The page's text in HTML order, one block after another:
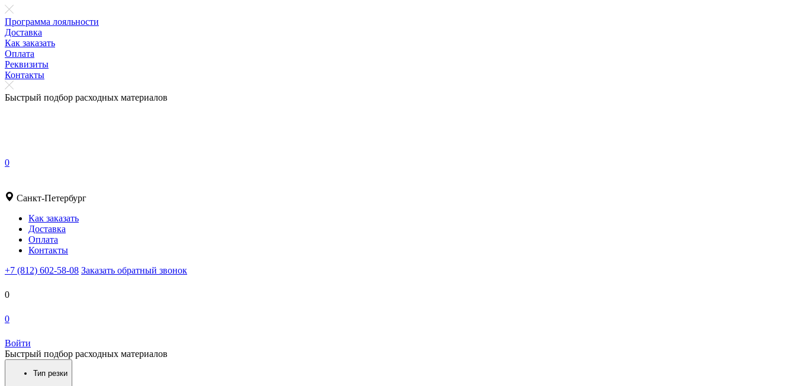
Программа лояльности
Доставка
Как заказать
Оплата
Реквизиты
Контакты
Быстрый подбор расходных материалов
0
Санкт-Петербург
Как заказать
Доставка
Оплата
Контакты
+7 (812) 602-58-08 Заказать обратный звонок
0
0
Войти
Быстрый подбор расходных материалов
Тип резки